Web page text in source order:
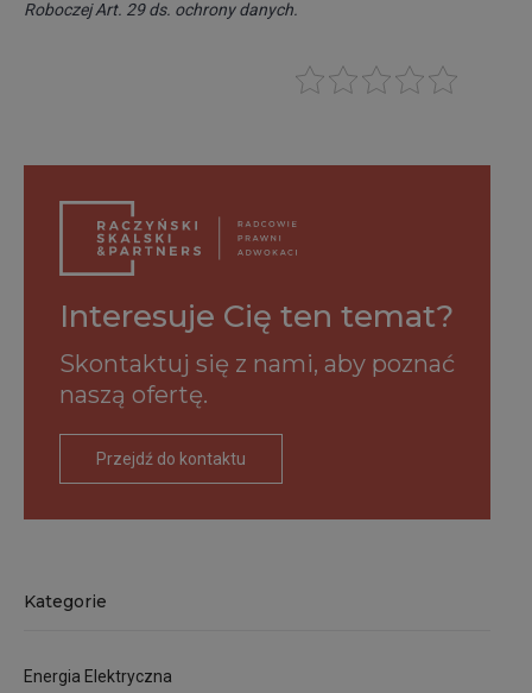
Roboczej Art. 29 ds. ochrony danych.
Interesuje Cię ten temat?
Skontaktuj się z nami, aby poznać
naszą ofertę.
Przejdź do kontaktu
Kategorie
Energia Elektryczna